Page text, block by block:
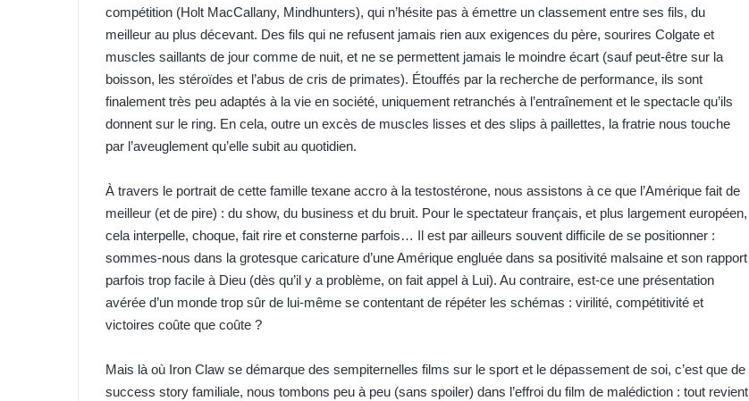
compétition (Holt MacCallany, Mindhunters), qui n’hésite pas à émettre un classement entre ses fils, du
meilleur au plus décevant. Des fils qui ne refusent jamais rien aux exigences du père, sourires Colgate et
muscles saillants de jour comme de nuit, et ne se permettent jamais le moindre écart (sauf peut-être sur la
boisson, les stéroïdes et l’abus de cris de primates). Étouffés par la recherche de performance, ils sont
finalement très peu adaptés à la vie en société, uniquement retranchés à l’entraînement et le spectacle qu’ils
donnent sur le ring. En cela, outre un excès de muscles lisses et des slips à paillettes, la fratrie nous touche
par l’aveuglement qu’elle subit au quotidien.
À travers le portrait de cette famille texane accro à la testostérone, nous assistons à ce que l’Amérique fait de
meilleur (et de pire) : du show, du business et du bruit. Pour le spectateur français, et plus largement européen,
cela interpelle, choque, fait rire et consterne parfois… Il est par ailleurs souvent difficile de se positionner :
sommes-nous dans la grotesque caricature d’une Amérique engluée dans sa positivité malsaine et son rapport
parfois trop facile à Dieu (dès qu’il y a problème, on fait appel à Lui). Au contraire, est-ce une présentation
avérée d’un monde trop sûr de lui-même se contentant de répéter les schémas : virilité, compétitivité et
victoires coûte que coûte ?
Mais là où Iron Claw se démarque des sempiternelles films sur le sport et le dépassement de soi, c’est que de
success story familiale, nous tombons peu à peu (sans spoiler) dans l’effroi du film de malédiction : tout revient